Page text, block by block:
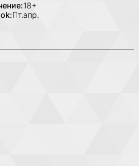
18+
Пт.апр.